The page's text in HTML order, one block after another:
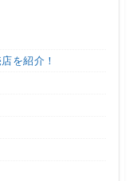
を紹介！